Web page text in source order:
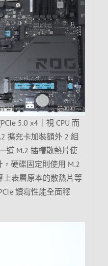
5.0 x4｜視 CPU 而
擴充卡加裝額外 2 組
道 M.2 插槽散熱片使
，硬碟固定則使用 M.2
上表層原本的散熱片等
讀寫性能全面釋